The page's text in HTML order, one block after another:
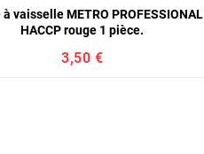
vaisselle METRO PROFESSIONAL
HACCP rouge 1 pièce.
3,50 €